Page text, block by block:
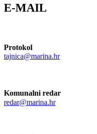
E-MAIL
Protokol
tajnica@marina.hr
Komunalni redar
redar@marina.hr